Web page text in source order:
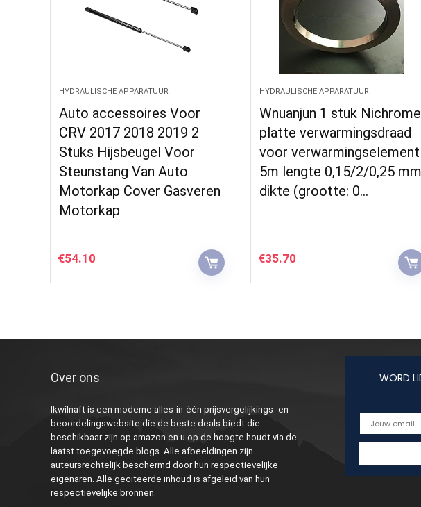
HYDRAULISCHE APPARATUUR
Auto accessoires Voor
CRV 2017 2018 2019 2
Stuks Hijsbeugel Voor
Steunstang Van Auto
Motorkap Cover Gasveren
Motorkap
€54.10
HYDRAULISCHE APPARATUUR
Wnuanjun 1 stuk Nichrome
platte verwarmingsdraad
voor verwarmingselement
5m lengte 0,15/2/0,25 mm
dikte (grootte: 0…
€35.70
Over ons
Ikwilnaft is een moderne alles-in-één prijsvergelijkings- en
beoordelingswebsite die de beste deals biedt die
beschikbaar zijn op amazon en u op de hoogte houdt via de
laatst toegevoegde blogs. Alle afbeeldingen zijn
auteursrechtelijk beschermd door hun respectievelijke
eigenaren. Alle geciteerde inhoud is afgeleid van hun
respectievelijke bronnen.
WORD